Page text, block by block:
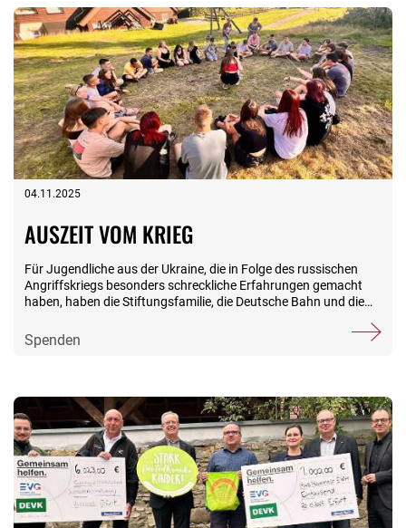
04.11.2025
AUSZEIT VOM KRIEG
Für Jugendliche aus der Ukraine, die in Folge des russischen
Angriffskriegs besonders schreckliche Erfahrungen gemacht
haben, haben die Stiftungsfamilie, die Deutsche Bahn und die
30. August eine Erholungsreise organisiert. Neben neuen
Eindrücken beim Besuch verschiedener DB-Standorte fanden
die Autostadt Wolfsburg. Ausgangspunkt aller Aktivitäten war
das BSW-Erlebnishotel im Harz, das mit seiner naturgeprägten
Umgebung beste Voraussetzungen für Erholung und
Entschleunigung bietet. Zum herzlichen Abschied gab es für die
30 Heranwachsenden obendrein sogar kleine Geschenke von
unseren Hotelgästen. Möglich gemacht haben diese Auszeit
auch Spendengelder unserer Mitglieder. Vielen Dank!
Spenden